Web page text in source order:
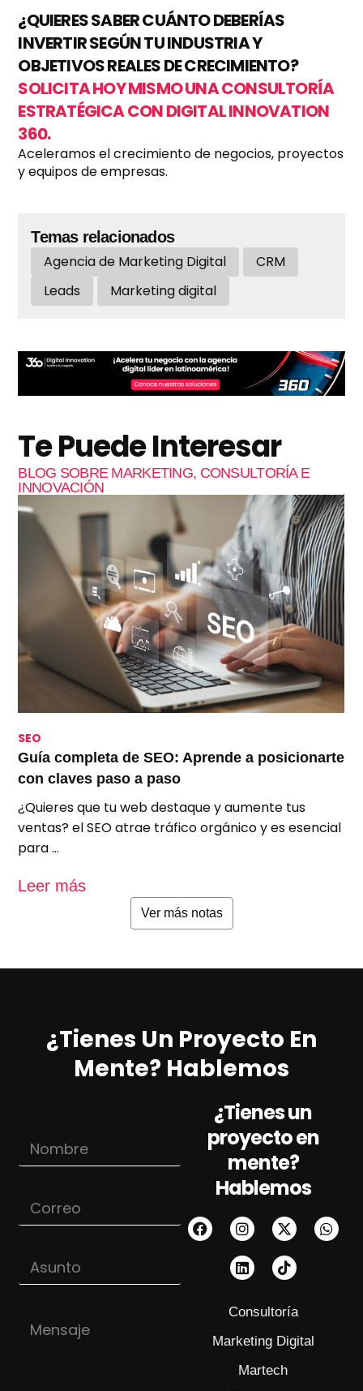
¿QUIERES SABER CUÁNTO DEBERÍAS
INVERTIR SEGÚN TU INDUSTRIA Y
OBJETIVOS REALES DE CRECIMIENTO?
SOLICITA HOY MISMO UNA CONSULTORÍA
ESTRATÉGICA CON DIGITAL INNOVATION
360.
Aceleramos el crecimiento de negocios, proyectos
y equipos de empresas.
Temas relacionados
Agencia de Marketing Digital
CRM
Leads
Marketing digital
Te Puede Interesar
BLOG SOBRE MARKETING, CONSULTORÍA E
INNOVACIÓN
SEO
Guía completa de SEO: Aprende a posicionarte
con claves paso a paso
¿Quieres que tu web destaque y aumente tus
ventas? el SEO atrae tráfico orgánico y es esencial
para …
Leer más
Ver más notas
¿Tienes Un Proyecto En
Mente? Hablemos
¿Tienes un
proyecto en
mente?
Hablemos
Consultoría
Marketing Digital
Martech
m
*
r
*
u